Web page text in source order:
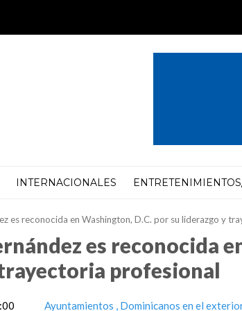
INTERNACIONALES
es reconocida en Washington, D.C. por su liderazgo y
es reconocida
profesional
Ayuntamientos Dominicanos en el